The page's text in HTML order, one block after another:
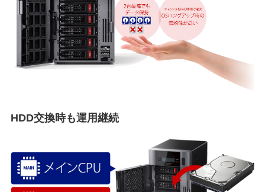
HDD交換時も運用継続